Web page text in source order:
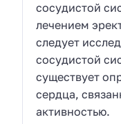
сосудистой
лечением
следует
сосудистой
существует
сердца,
активностью.